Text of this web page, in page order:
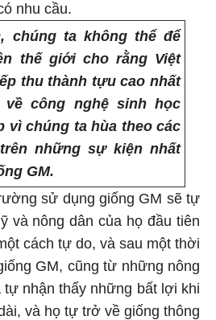
nhu cầu.
chúng ta không thể để
thế giới cho rằng Việt
thu thành tựu cao nhất
công nghệ sinh học
vì chúng ta hùa theo các
những sự kiện nhất
GM.
sử dụng giống GM sẽ tự
và nông dân của họ đầu tiên
cách tự do, và sau một thời
GM, cũng từ những nông
tự nhận thấy những bất lợi khi
và họ tự trở về giống thông